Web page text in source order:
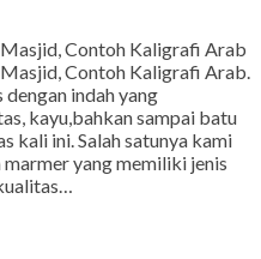
Contoh Kaligrafi Arab
Contoh Kaligrafi Arab.
indah yang
kayu,bahkan sampai batu
kali ini. Salah satunya kami
yang memiliki jenis